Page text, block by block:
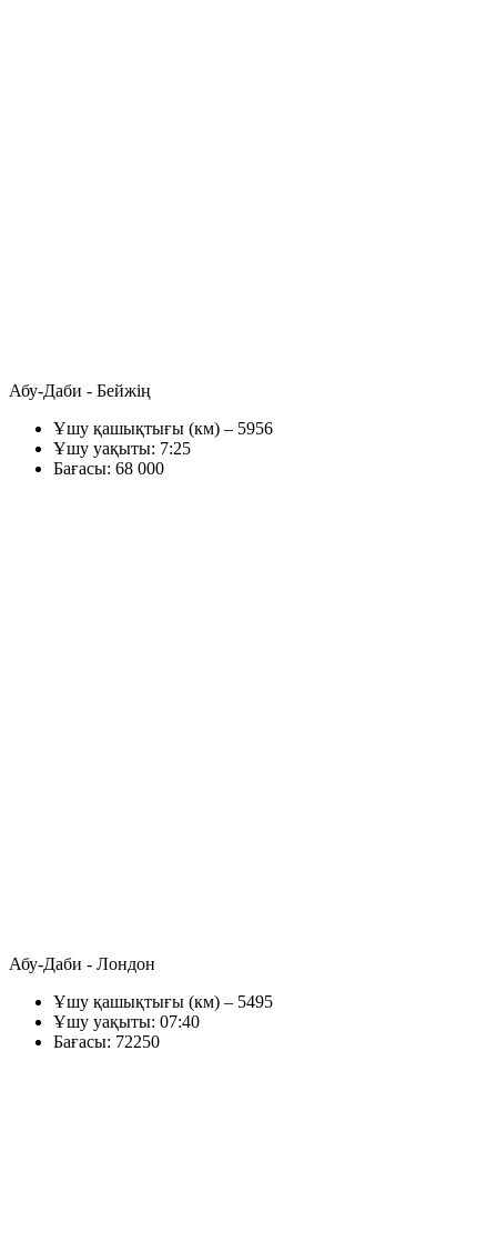
Абу-Даби - Бейжің
Ұшу қашықтығы (км) – 5956
Ұшу уақыты: 7:25
Бағасы: 68 000
Абу-Даби - Лондон
Ұшу қашықтығы (км) – 5495
Ұшу уақыты: 07:40
Бағасы: 72250